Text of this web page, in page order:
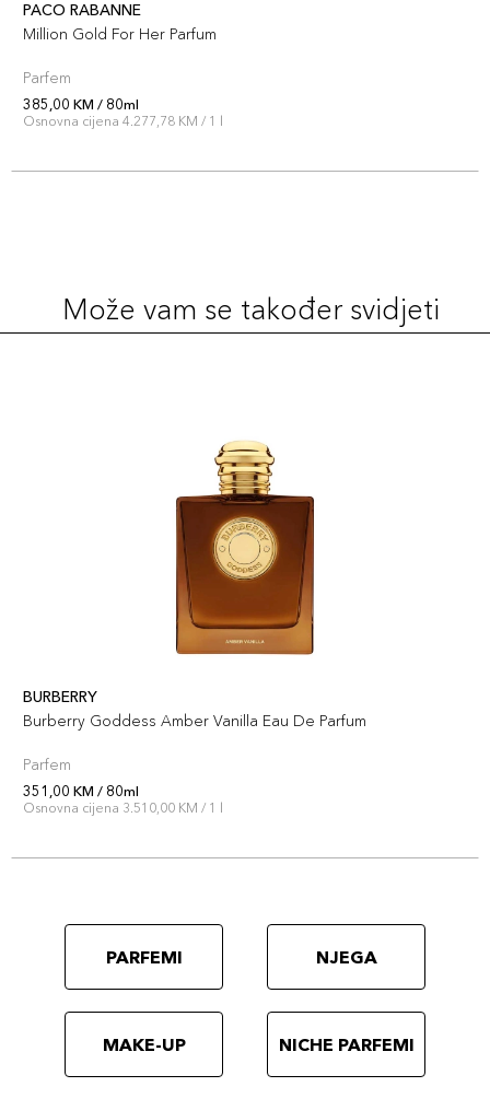
PACO RABANNE
Million Gold For Her Parfum
Parfem
385,00 KM / 80ml
Osnovna cijena 4.277,78 KM / 1 l
Može vam se također svidjeti
BURBERRY
Burberry Goddess Amber Vanilla Eau De Parfum
Parfem
351,00 KM / 80ml
Osnovna cijena 3.510,00 KM / 1 l
PARFEMI NJEGA
MAKE-UP NICHE PARFEMI